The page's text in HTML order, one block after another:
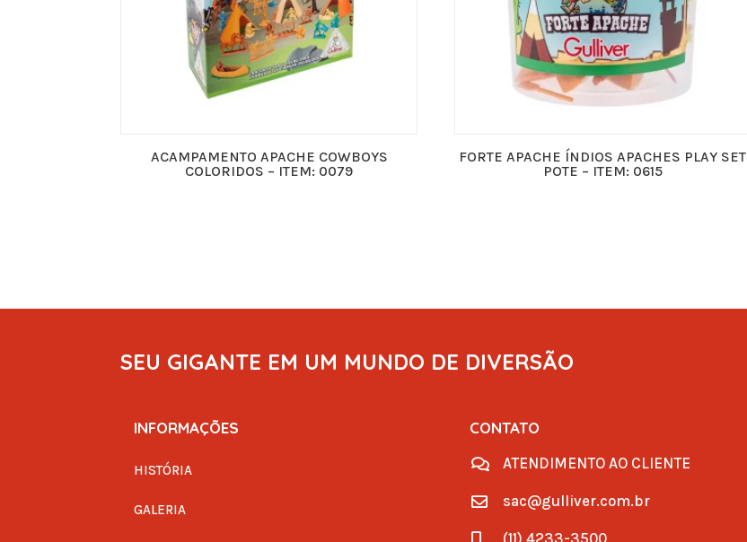
ACAMPAMENTO APACHE COWBOYS
COLORIDOS – ITEM: 0079
FORTE APACHE ÍNDIOS APACHES PLAY SET
POTE – ITEM: 0615
SEU GIGANTE EM UM MUNDO DE DIVERSÃO
INFORMAÇÕES
HISTÓRIA
GALERIA
CONTATO
 ATENDIMENTO AO CLIENTE
 sac@gulliver.com.br
(11) 4233-3500